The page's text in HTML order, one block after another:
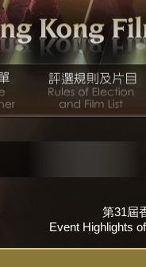
第31屆
Event Highlights